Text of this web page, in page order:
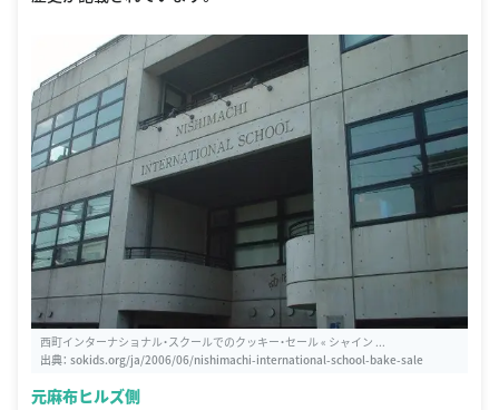
西町インターナショナル・スクールでのクッキー・セール « シャイン ...
出典： sokids.org/ja/2006/06/nishimachi-international-school-bake-sale
元麻布ヒルズ側